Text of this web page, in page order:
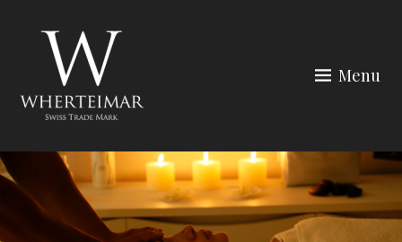
Wherteimar
Menu